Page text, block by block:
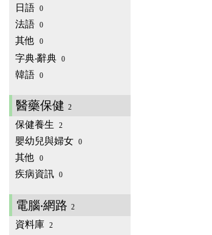
日語 0
法語 0
其他 0
字典‧辭典 0
韓語 0
醫藥保健 2
保健養生 2
嬰幼兒與婦女 0
其他 0
疾病資訊 0
電腦‧網路 2
資料庫 2